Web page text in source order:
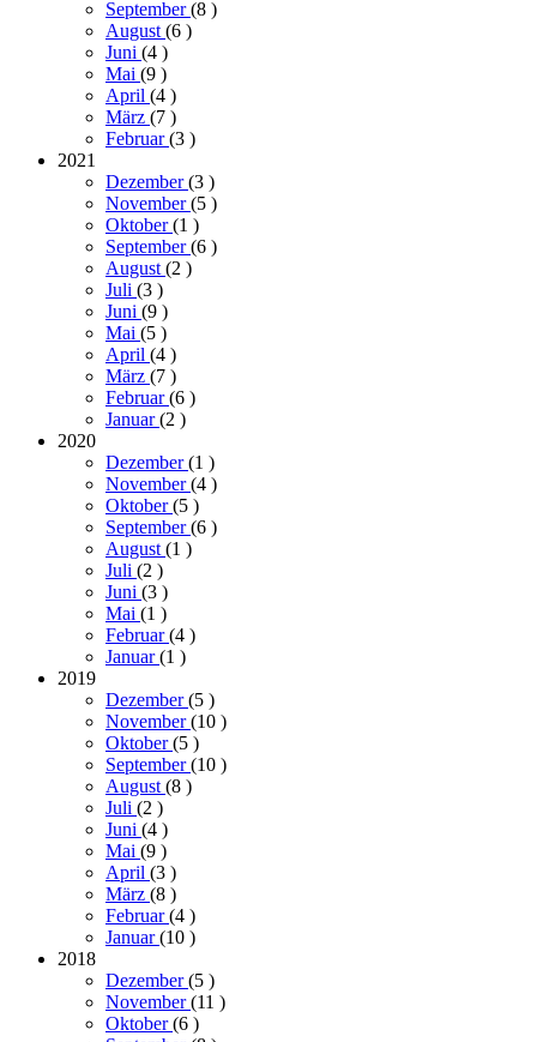
September(8 )
August(6 )
Juni (4 )
Mai (9 )
April (4 )
März (7 )
Februar(3 )
2021
Dezember(3 )
November(5 )
Oktober(1 )
September(6 )
August(2 )
Juli (3 )
Juni (9 )
Mai (5 )
April (4 )
März (7 )
Februar(6 )
Januar(2 )
2020
Dezember(1 )
November(4 )
Oktober(5 )
September(6 )
August(1 )
Juli (2 )
Juni (3 )
Mai (1 )
Februar(4 )
Januar(1 )
2019
Dezember(5 )
November(10 )
Oktober(5 )
September(10 )
August(8 )
Juli (2 )
Juni (4 )
Mai (9 )
April (3 )
März (8 )
Februar(4 )
Januar(10 )
2018
Dezember(5 )
November(11 )
Oktober(6 )